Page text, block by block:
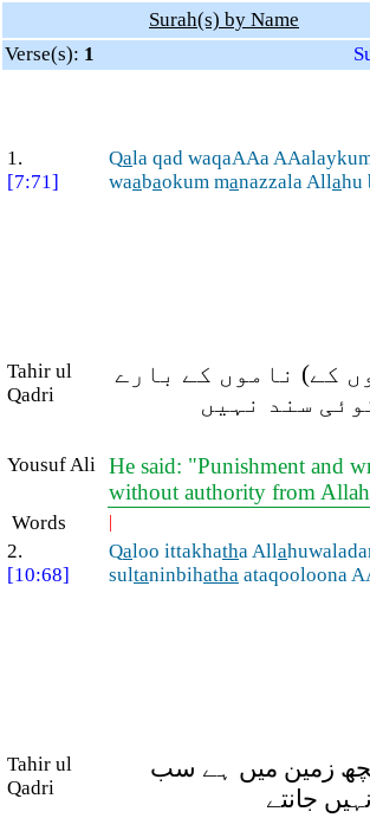
Surah(s) by Name
Verse(s): 1
1.
[7:71]
Qala qad waqaAAa
waabaokum manazzala Allahu
Tahir ul
Qadri
کے) ناموں کے بارے
سند نہیں
Yousuf Ali He said: "Punishment and
without authority from
Words |
2.
[10:68]
Qaloo ittakhatha Alla
sultaninbihatha ataqooloona
Tahir ul
Qadri
کچھ زمین میں ہے سب
جانتے